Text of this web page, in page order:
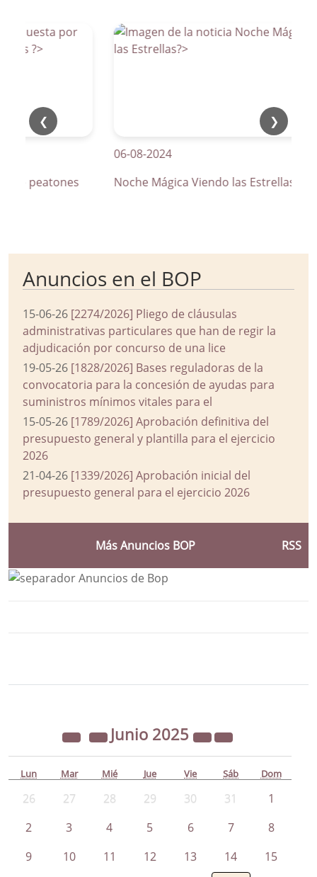
❮ ❯
de peatones
06-08-2024
Noche Mágica Viendo las Estrellas
Anuncios en el BOP
15-06-26 [2274/2026] Pliego de cláusulas
administrativas particulares que han de regir la
adjudicación por concurso de una lice
19-05-26 [1828/2026] Bases reguladoras de la
convocatoria para la concesión de ayudas para
suministros mínimos vitales para el
15-05-26 [1789/2026] Aprobación definitiva del
presupuesto general y plantilla para el ejercicio
2026
21-04-26 [1339/2026] Aprobación inicial del
presupuesto general para el ejercicio 2026
Más Anuncios BOP RSS
Junio 2025
Lun Mar Mié Jue Vie Sáb Dom
26 27 28 29 30 31
1
2
3 4 5 6 7
8
9
10 11 12 13 14 15